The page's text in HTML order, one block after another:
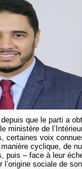
que le parti a
ministère de
certaines voix
cyclique, de
puis – face à leur
l’origine sociale de